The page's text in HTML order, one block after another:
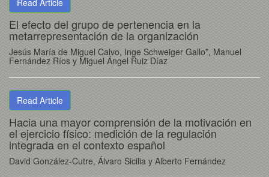
Read Article
El efecto del grupo de pertenencia en la
metarrepresentación de la organización
Jesús María de Miguel Calvo, Inge Schweiger Gallo*, Manuel
Fernández Ríos y Miguel Ángel Ruiz Díaz
Read Article
Hacia una mayor comprensión de la motivación en
el ejercicio físico: medición de la regulación
integrada en el contexto español
David González-Cutre, Álvaro Sicilia y Alberto Fernández